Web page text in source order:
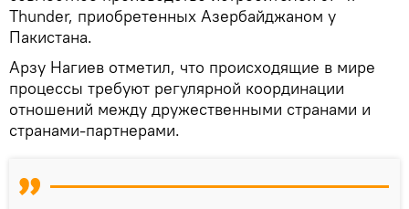
Thunder, приобретенных Азербайджаном у
Пакистана.
Арзу Нагиев отметил, что происходящие в мире
процессы требуют регулярной координации
отношений между дружественными странами и
странами-партнерами.